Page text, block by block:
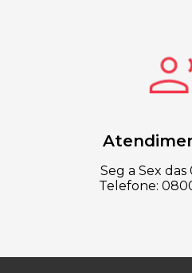
Seg a Sex das
Telefone: